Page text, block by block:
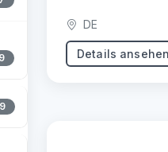
DE
Details ansehen